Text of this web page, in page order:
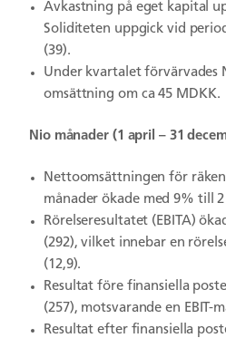
Avkastning på eget kapital
Soliditeten uppgick vid
(39).
Under kvartalet förvärvades
omsättning om ca 45 MDKK.
Nio månader (1 april – 31
Nettoomsättningen för
månader ökade med 9% till 2
Rörelseresultatet (EBITA)
(292), vilket innebar en
(12,9).
Resultat före finansiella
(257), motsvarande en EBIT-
Resultat efter finansiella